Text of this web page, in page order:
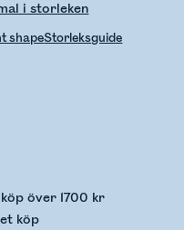
i storleken
shapeStorleksguide
över 1700 kr
köp